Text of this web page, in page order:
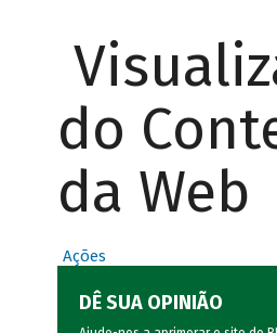
do
da Web
Ações
DÊ SUA OPINIÃO